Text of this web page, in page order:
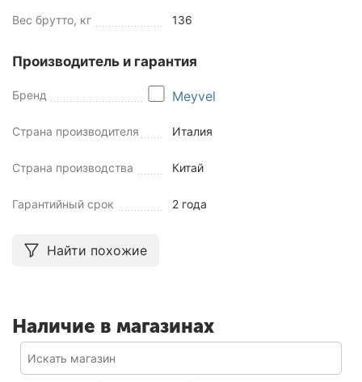
Вес брутто, кг 136
Производитель и гарантия
Бренд Meyvel
Страна производителя Италия
Страна производства Китай
Гарантийный срок 2 года
Найти похожие
Наличие в магазинах